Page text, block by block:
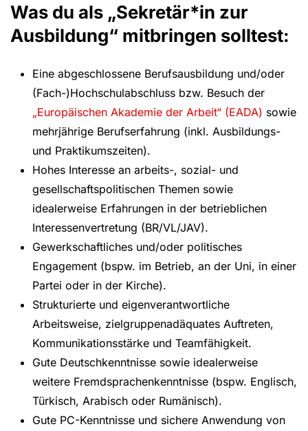
Was du als „Sekretär*in zur
Ausbildung“ mitbringen solltest:
Eine abgeschlossene Berufsausbildung und/oder
(Fach-)Hochschulabschluss bzw. Besuch der
„Europäischen Akademie der Arbeit“ (EADA) sowie
mehrjährige Berufserfahrung (inkl. Ausbildungs-
und Praktikumszeiten).
Hohes Interesse an arbeits-, sozial- und
gesellschaftspolitischen Themen sowie
idealerweise Erfahrungen in der betrieblichen
Interessenvertretung (BR/VL/JAV).
Gewerkschaftliches und/oder politisches
Engagement (bspw. im Betrieb, an der Uni, in einer
Partei oder in der Kirche).
Strukturierte und eigenverantwortliche
Arbeitsweise, zielgruppenadäquates Auftreten,
Kommunikationsstärke und Teamfähigkeit.
Gute Deutschkenntnisse sowie idealerweise
weitere Fremdsprachenkenntnisse (bspw. Englisch,
Türkisch, Arabisch oder Rumänisch).
Gute PC-Kenntnisse und sichere Anwendung von